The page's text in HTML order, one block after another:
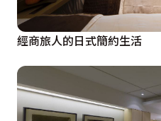
經商旅人的日式簡約生活